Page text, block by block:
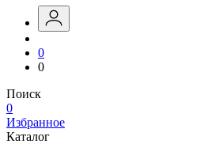
0
0
Поиск
0
Избранное
Каталог